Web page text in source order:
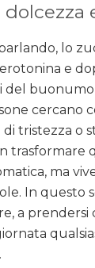
lo
e
del
cercano
tristezza o
trasformare
ma
In questo
a prendersi